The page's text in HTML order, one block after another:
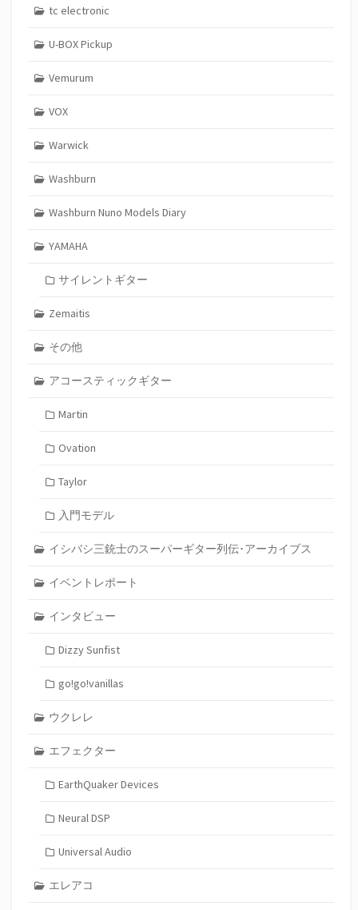
tc electronic
U-BOX Pickup
Vemurum
VOX
Warwick
Washburn
Washburn Nuno Models Diary
YAMAHA
サイレントギター
Zemaitis
その他
アコースティックギター
Martin
Ovation
Taylor
入門モデル
イシバシ三銃士のスーパーギター列伝･アーカイブス
イベントレポート
インタビュー
Dizzy Sunfist
go!go!vanillas
ウクレレ
エフェクター
EarthQuaker Devices
Neural DSP
Universal Audio
エレアコ